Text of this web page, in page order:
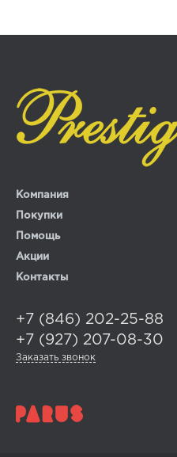
Компания
Покупки
Помощь
Акции
Контакты
+7 (846) 202-25-88
+7 (927) 207-08-30
Заказать звонок